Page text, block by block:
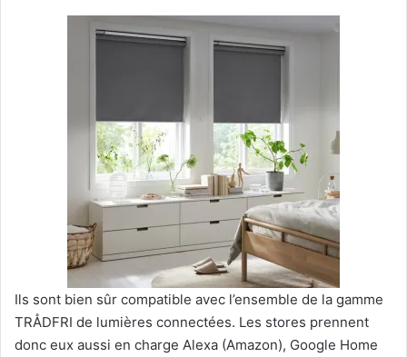
Ils sont bien sûr compatible avec l’ensemble de la gamme
TRÅDFRI de lumières connectées. Les stores prennent
donc eux aussi en charge Alexa (Amazon), Google Home